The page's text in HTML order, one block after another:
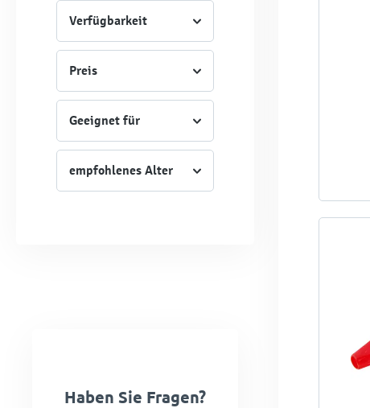
Verfügbarkeit
Preis
Geeignet für
empfohlenes Alter
Haben Sie Fragen?